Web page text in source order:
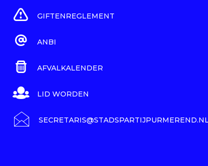
GIFTENREGLEMENT
ANBI
AFVALKALENDER
LID WORDEN